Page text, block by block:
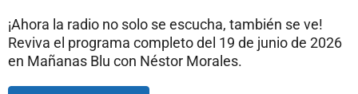
¡Ahora la radio no solo se escucha, también se ve!
Reviva el programa completo del 19 de junio de 2026
en Mañanas Blu con Néstor Morales.